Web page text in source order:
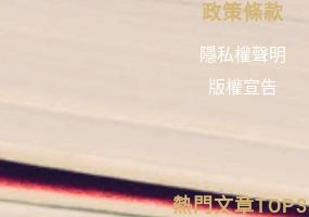
政策條款
隱私權聲明
版權宣告
熱門文章TOP3